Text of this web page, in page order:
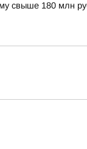
свыше 180 млн